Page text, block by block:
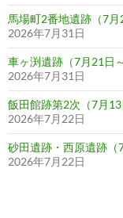
馬場町2番地遺跡（7月
2026年7月31日
車ヶ渕遺跡（7月21日
2026年7月31日
飯田館跡第2次（7月13
2026年7月22日
砂田遺跡・西原遺跡（
2026年7月22日